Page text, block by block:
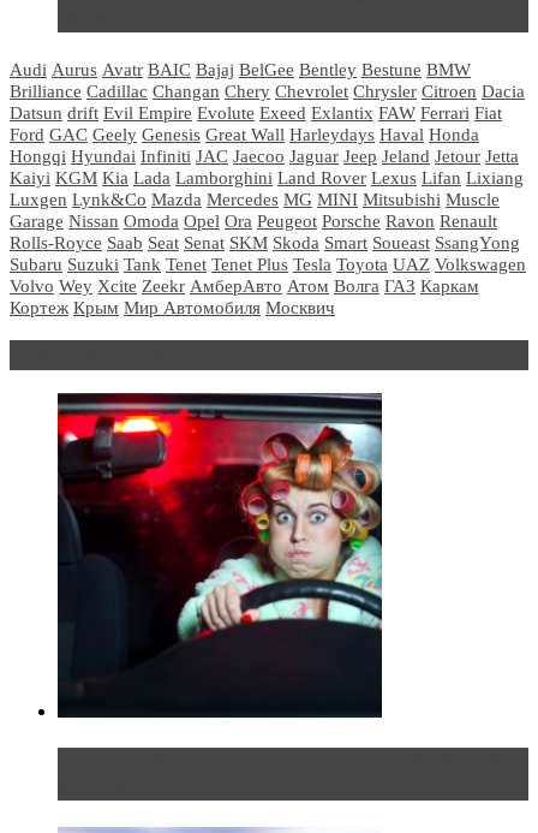
Audi Aurus Avatr BAIC Bajaj BelGee Bentley Bestune BMW
Brilliance Cadillac Changan Chery Chevrolet Chrysler Citroen Dacia
Datsun drift Evil Empire Evolute Exeed Exlantix FAW Ferrari Fiat
Ford GAC Geely Genesis Great Wall Harleydays Haval Honda
Hongqi Hyundai Infiniti JAC Jaecoo Jaguar Jeep Jeland Jetour Jetta
Kaiyi KGM Kia Lada Lamborghini Land Rover Lexus Lifan Lixiang
Luxgen Lynk&Co Mazda Mercedes MG MINI Mitsubishi Muscle
Garage Nissan Omoda Opel Ora Peugeot Porsche Ravon Renault
Rolls-Royce Saab Seat Senat SKM Skoda Smart Soueast SsangYong
Subaru Suzuki Tank Tenet Tenet Plus Tesla Toyota UAZ Volkswagen
Volvo Wey Xcite Zeekr АмберАвто Атом Волга ГАЗ Каркам
Кортеж Крым Мир Автомобиля Москвич